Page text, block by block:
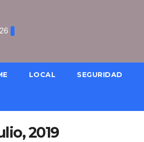
LOCAL SEGURIDAD
2019